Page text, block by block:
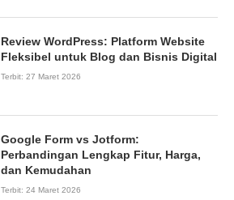
Review WordPress: Platform Website
Fleksibel untuk Blog dan Bisnis Digital
Terbit: 27 Maret 2026
Google Form vs Jotform:
Perbandingan Lengkap Fitur, Harga,
dan Kemudahan
Terbit: 24 Maret 2026